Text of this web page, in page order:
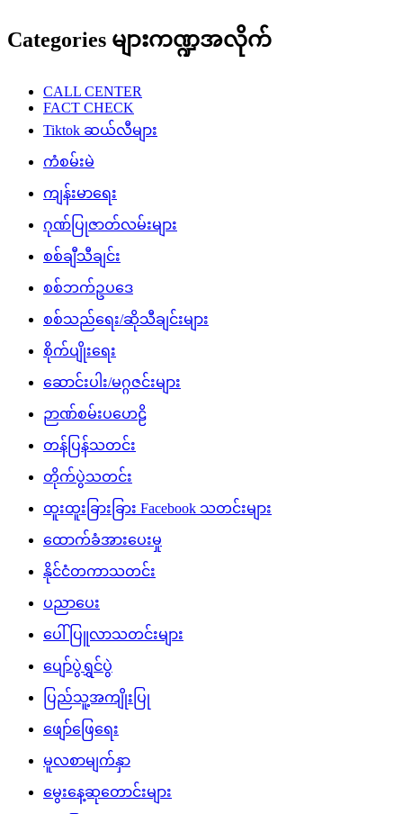
Categories များကဏ္ဍအလိုက်
CALL CENTER
FACT CHECK
Tiktok ဆယ်လီများ
ကံစမ်းမဲ
ကျန်းမာရေး
ဂုဏ်ပြုဇာတ်လမ်းများ
စစ်ချီသီချင်း
စစ်ဘက်ဥပဒေ
စစ်သည်ရေး/ဆိုသီချင်းများ
စိုက်ပျိုးရေး
ဆောင်းပါး/မဂ္ဂဇင်းများ
ဉာဏ်စမ်းပဟေဠိ
တန်ပြန်သတင်း
တိုက်ပွဲသတင်း
ထူးထူးခြားခြား Facebook သတင်းများ
ထောက်ခံအားပေးမှု
နိုင်ငံတကာသတင်း
ပညာပေး
ပေါ်ပြူလာသတင်းများ
ပျော်ပွဲရွှင်ပွဲ
ပြည်သူ့အကျိုးပြု
ဖျော်ဖြေရေး
မူလစာမျက်နှာ
မွေးနေ့ဆုတောင်းများ